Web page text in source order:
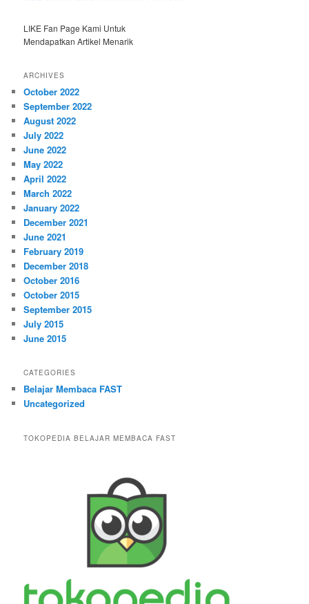
LIKE Fan Page Kami Untuk
Mendapatkan Artikel Menarik
ARCHIVES
October 2022
September 2022
August 2022
July 2022
June 2022
May 2022
April 2022
March 2022
January 2022
December 2021
June 2021
February 2019
December 2018
October 2016
October 2015
September 2015
July 2015
June 2015
CATEGORIES
Belajar Membaca FAST
Uncategorized
TOKOPEDIA BELAJAR MEMBACA FAST